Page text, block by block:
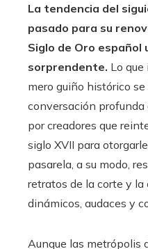
La tendencia del
pasado para su
Siglo de Oro español
sorprendente. Lo
mero guiño histórico
conversación
por creadores que
siglo XVII para
pasarela, a su modo,
retratos de la corte y
dinámicos, audaces y
Aunque las metrópolis